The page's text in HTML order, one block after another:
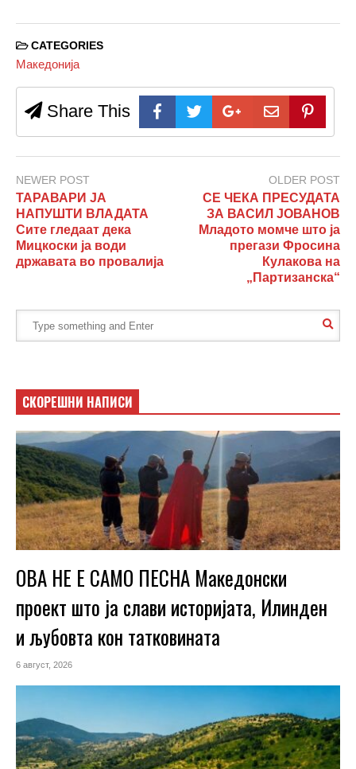
CATEGORIES
Македонија
Share This
NEWER POST
ТАРАВАРИ ЈА
НАПУШТИ ВЛАДАТА
Сите гледаат дека
Мицкоски ја води
државата во провалија
OLDER POST
СЕ ЧЕКА ПРЕСУДАТА
ЗА ВАСИЛ ЈОВАНОВ
Младото момче што ја
прегази Фросина
Кулакова на
„Партизанска“
СКОРЕШНИ НАПИСИ
ОВА НЕ Е САМО ПЕСНА Македонски
проект што ја слави историјата, Илинден
и љубовта кон татковината
6 август, 2026